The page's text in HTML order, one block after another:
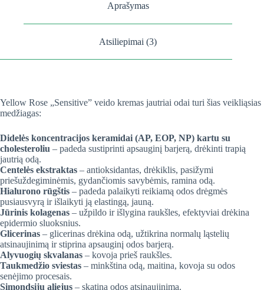
Aprašymas
Atsiliepimai (3)
Yellow Rose „Sensitive” veido kremas jautriai odai turi šias veikliąsias
medžiagas:
Didelės koncentracijos keramidai (AP, EOP, NP) kartu su
cholesteroliu – padeda sustiprinti apsauginį barjerą, drėkinti trapią
jautrią odą.
Centelės ekstraktas – antioksidantas, drėkiklis, pasižymi
priešuždegiminėmis, gydančiomis savybėmis, ramina odą.
Hialurono rūgštis – padeda palaikyti reikiamą odos drėgmės
pusiausvyrą ir išlaikyti ją elastingą, jauną.
Jūrinis kolagenas – užpildo ir išlygina raukšles, efektyviai drėkina
epidermio sluoksnius.
Glicerinas – glicerinas drėkina odą, užtikrina normalų ląstelių
atsinaujinimą ir stiprina apsauginį odos barjerą.
Alyvuogių skvalanas – kovoja prieš raukšles.
Taukmedžio sviestas – minkština odą, maitina, kovoja su odos
senėjimo procesais.
Simondsijų aliejus – skatina odos atsinaujinimą.